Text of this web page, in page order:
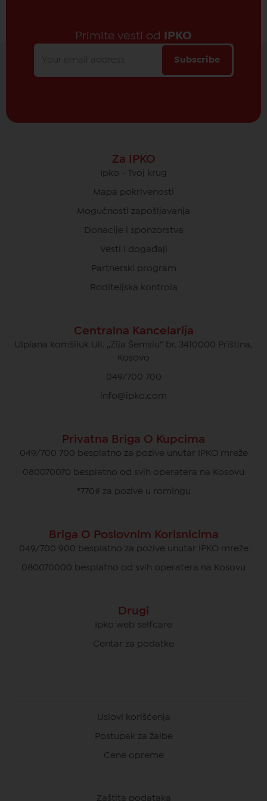
Primite vesti od IPKO
Subscribe
Za IPKO
Ipko - Tvoj krug
Mapa pokrivenosti
Mogućnosti zapošljavanja
Donacije i sponzorstva
Vesti i događaji
Partnerski program
Roditeljska kontrola
Centralna Kancelarija
Ulpiana komšiluk Uli. „Zija Šemsiu“ br. 3410000 Priština,
Kosovo
049/700 700
info@ipko.com
Privatna Briga O Kupcima
049/700 700 besplatno za pozive unutar IPKO mreže
080070070 besplatno od svih operatera na Kosovu
*770# za pozive u romingu
Briga O Poslovnim Korisnicima
049/700 900 besplatno za pozive unutar IPKO mreže
080070000 besplatno od svih operatera na Kosovu
Drugi
Ipko web selfcare
Centar za podatke
Uslovi korišćenja
Postupak za žalbe
Cene opreme
Zaštita podataka